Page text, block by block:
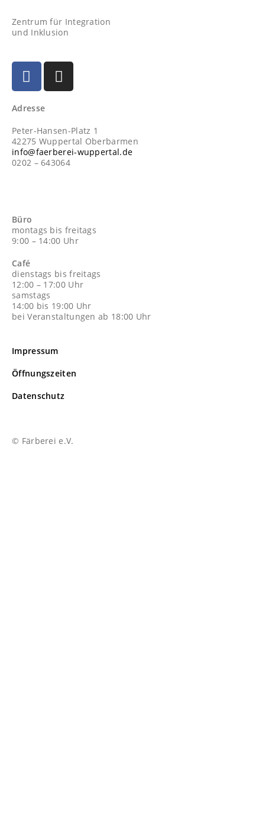
Zentrum für Integration
und Inklusion
Adresse
Peter-Hansen-Platz 1
42275 Wuppertal Oberbarmen
info@faerberei-wuppertal.de
0202 – 643064
Büro
montags bis freitags
9:00 – 14:00 Uhr
Café
dienstags bis freitags
12:00 – 17:00 Uhr
samstags
14:00 bis 19:00 Uhr
bei Veranstaltungen ab 18:00 Uhr
Impressum
Öffnungszeiten
Datenschutz
© Färberei e.V.